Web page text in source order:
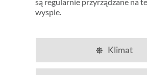
są regularnie przyrządzane na
wyspie.
Klimat